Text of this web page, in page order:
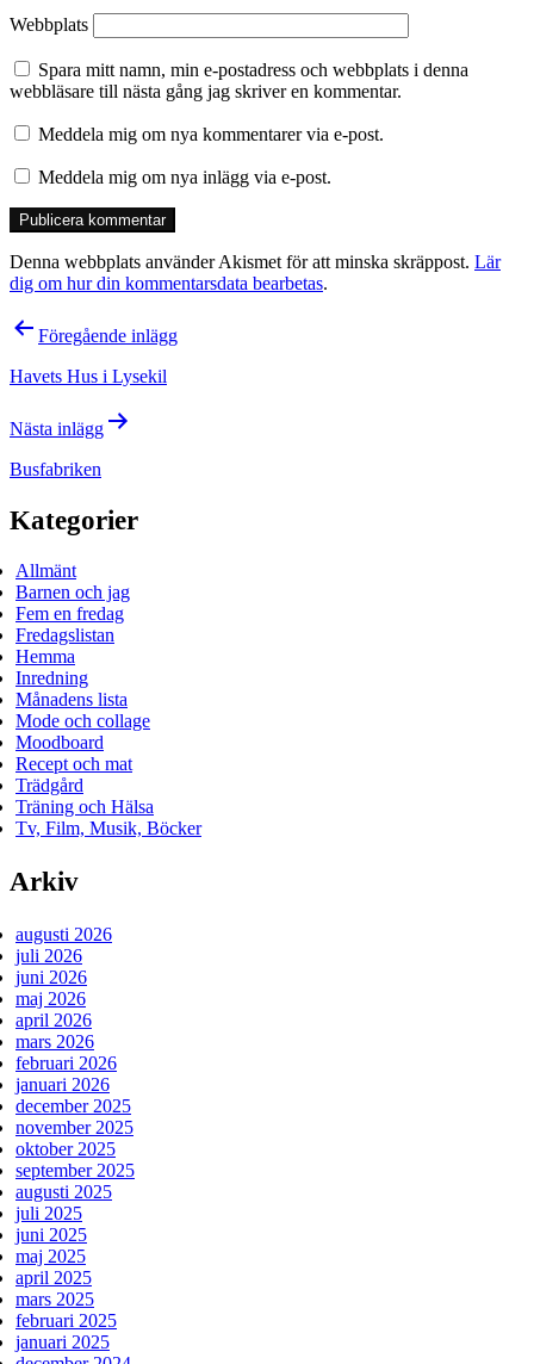
Webbplats
Spara mitt namn, min e-postadress och webbplats i denna
webbläsare till nästa gång jag skriver en kommentar.
Meddela mig om nya kommentarer via e-post.
Meddela mig om nya inlägg via e-post.
Denna webbplats använder Akismet för att minska skräppost. Lär
dig om hur din kommentarsdata bearbetas.
Inläggsnavigering
Föregående inlägg
Havets Hus i Lysekil
Nästa inlägg
Busfabriken
Kategorier
Allmänt
Barnen och jag
Fem en fredag
Fredagslistan
Hemma
Inredning
Månadens lista
Mode och collage
Moodboard
Recept och mat
Trädgård
Träning och Hälsa
Tv, Film, Musik, Böcker
Arkiv
augusti 2026
juli 2026
juni 2026
maj 2026
april 2026
mars 2026
februari 2026
januari 2026
december 2025
november 2025
oktober 2025
september 2025
augusti 2025
juli 2025
juni 2025
maj 2025
april 2025
mars 2025
februari 2025
januari 2025